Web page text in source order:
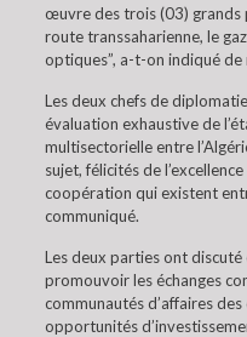
œuvre des trois (03) grands
route transsaharienne, le
optiques”, a-t-on indiqué de
Les deux chefs de
évaluation exhaustive de
multisectorielle entre
sujet, félicités de
coopération qui existent
communiqué.
Les deux parties ont
promouvoir les échanges
communautés d’affaires
opportunités